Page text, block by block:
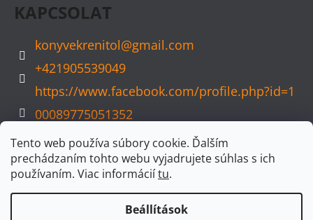
Tento web používa súbory cookie. Ďalším
prechádzaním tohto webu vyjadrujete súhlas s ich
používaním. Viac informáciítu.
Beállítások
KAPCSOLAT
konyvekrenitol@gmail.com
+421905539049
https://www.facebook.com/profile.php?id=1
00089775051352
konyvvarazs